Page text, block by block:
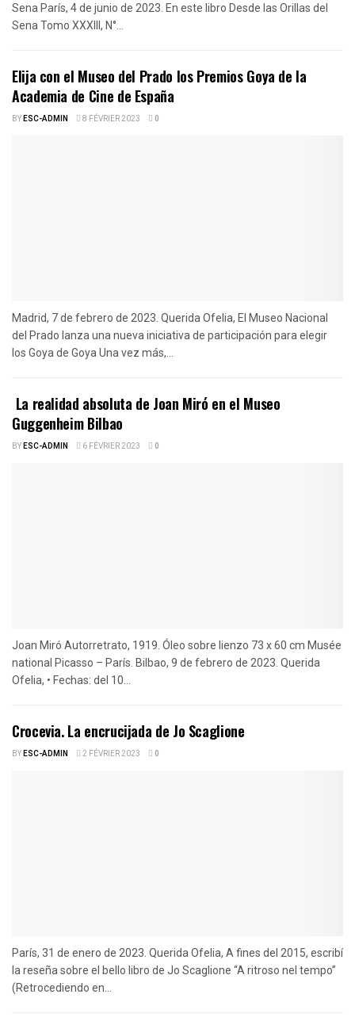
Sena París, 4 de junio de 2023. En este libro Desde las Orillas del
Sena Tomo XXXIII, N°...
Elija con el Museo del Prado los Premios Goya de la
Academia de Cine de España
BYESC-ADMIN 8 FÉVRIER 2023 0
Madrid, 7 de febrero de 2023. Querida Ofelia, El Museo Nacional
del Prado lanza una nueva iniciativa de participación para elegir
los Goya de Goya Una vez más,...
La realidad absoluta de Joan Miró en el Museo
Guggenheim Bilbao
BYESC-ADMIN 6 FÉVRIER 2023 0
Joan Miró Autorretrato, 1919. Óleo sobre lienzo 73 x 60 cm Musée
national Picasso – París. Bilbao, 9 de febrero de 2023. Querida
Ofelia, • Fechas: del 10...
Crocevia. La encrucijada de Jo Scaglione
BYESC-ADMIN 2 FÉVRIER 2023 0
París, 31 de enero de 2023. Querida Ofelia, A fines del 2015, escribí
la reseña sobre el bello libro de Jo Scaglione “A ritroso nel tempo”
(Retrocediendo en...